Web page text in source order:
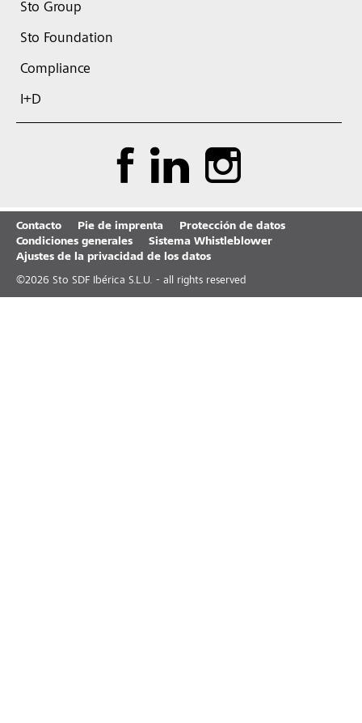
Sto Group
Sto Foundation
Compliance
I+D
Contacto Pie de imprenta
Protección de datos
Condiciones generales
Sistema Whistleblower
Ajustes de la privacidad de los datos
©2026 Sto SDF Ibérica S.L.U. - all rights reserved